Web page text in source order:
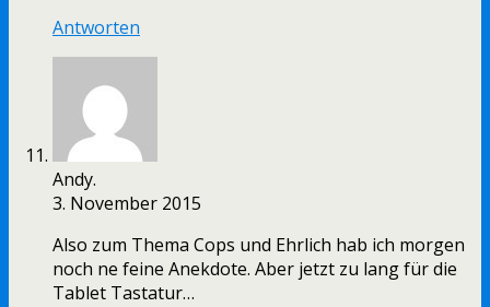
Antworten
Andy.
3. November 2015
Also zum Thema Cops und Ehrlich hab ich morgen
noch ne feine Anekdote. Aber jetzt zu lang für die
Tablet Tastatur…